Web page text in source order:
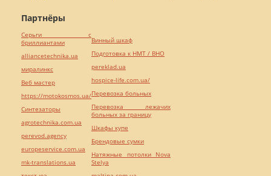
Партнёры
Серьги с
бриллиантами
alliancetechnika.ua
миралинкс
Веб мастер
https://motokosmos.ua/
Синтезаторы
agrotechnika.com.ua
perevod.agency
europeservice.com.ua
mk-translations.ua
Винный шкаф
Подготовка к НМТ / ВНО
pereklad.ua
hospice-life.com.ua/
Перевозка больных
Перевозка лежачих
больных за границу
Шкафы купе
Брендовые сумки
Натяжные потолки Nova
Stelya